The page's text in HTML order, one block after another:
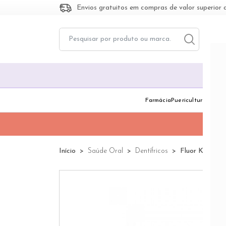
Envios gratuitos em compras de valor
FarmáciaToggle
Puericultura
Início Saúde Oral Dentífricos Fluor Kin